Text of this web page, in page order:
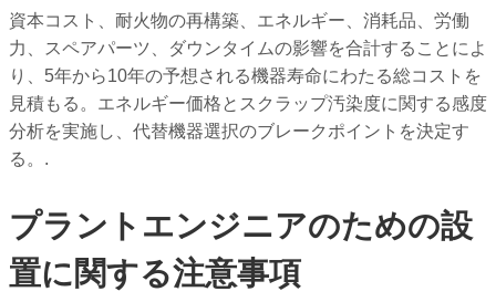
資本コスト、耐火物の再構築、エネルギー、消耗品、労働
力、スペアパーツ、ダウンタイムの影響を合計することによ
り、5年から10年の予想される機器寿命にわたる総コストを
見積もる。エネルギー価格とスクラップ汚染度に関する感度
分析を実施し、代替機器選択のブレークポイントを決定す
る。.
プラントエンジニアのための設
置に関する注意事項